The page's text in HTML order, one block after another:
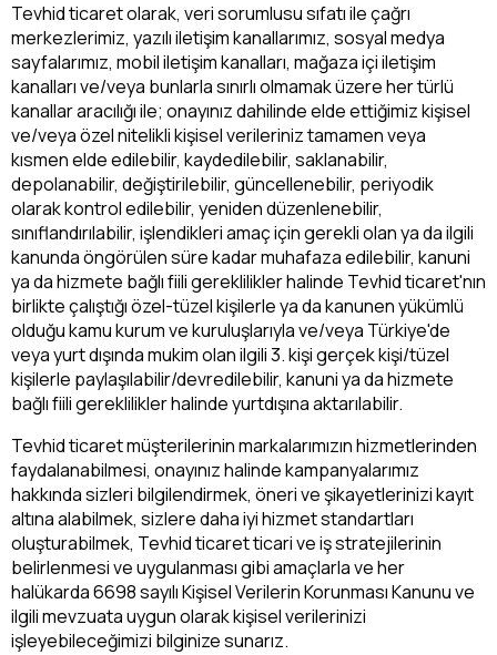
Tevhid ticaret olarak, veri sorumlusu sıfatı ile çağrı
merkezlerimiz, yazılı iletişim kanallarımız, sosyal medya
sayfalarımız, mobil iletişim kanalları, mağaza içi iletişim
kanalları ve/veya bunlarla sınırlı olmamak üzere her türlü
kanallar aracılığı ile; onayınız dahilinde elde ettiğimiz kişisel
ve/veya özel nitelikli kişisel verileriniz tamamen veya
kısmen elde edilebilir, kaydedilebilir, saklanabilir,
depolanabilir, değiştirilebilir, güncellenebilir, periyodik
olarak kontrol edilebilir, yeniden düzenlenebilir,
sınıflandırılabilir, işlendikleri amaç için gerekli olan ya da ilgili
kanunda öngörülen süre kadar muhafaza edilebilir, kanuni
ya da hizmete bağlı fiili gereklilikler halinde Tevhid ticaret'nın
birlikte çalıştığı özel-tüzel kişilerle ya da kanunen yükümlü
olduğu kamu kurum ve kuruluşlarıyla ve/veya Türkiye'de
veya yurt dışında mukim olan ilgili 3. kişi gerçek kişi/tüzel
kişilerle paylaşılabilir/devredilebilir, kanuni ya da hizmete
bağlı fiili gereklilikler halinde yurtdışına aktarılabilir.
Tevhid ticaret müşterilerinin markalarımızın hizmetlerinden
faydalanabilmesi, onayınız halinde kampanyalarımız
hakkında sizleri bilgilendirmek, öneri ve şikayetlerinizi kayıt
altına alabilmek, sizlere daha iyi hizmet standartları
oluşturabilmek, Tevhid ticaret ticari ve iş stratejilerinin
belirlenmesi ve uygulanması gibi amaçlarla ve her
halükarda 6698 sayılı Kişisel Verilerin Korunması Kanunu ve
ilgili mevzuata uygun olarak kişisel verilerinizi
işleyebileceğimizi bilginize sunarız.